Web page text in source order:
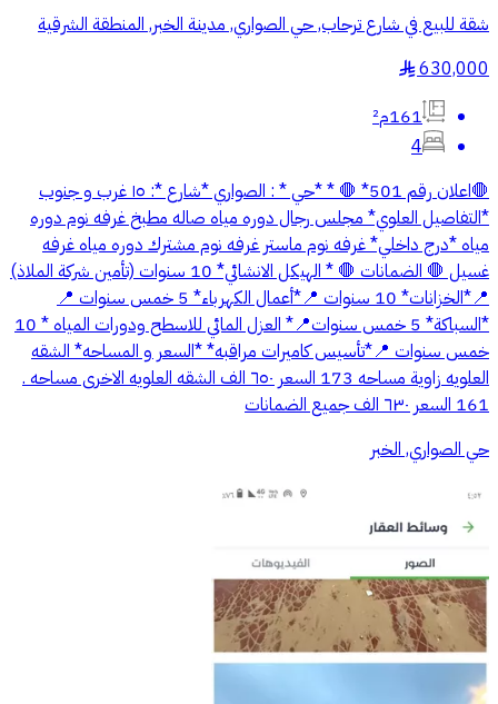
شقة للبيع في شارع ترحاب, حي الصواري, مدينة الخبر, المنطقة الشرقية
630,000
§
161م²
4
🛑اعلان رقم 501* 🛑 * *حي * : الصواري *شارع *: ١٥ غرب و جنوب
*التفاصيل العلوي* مجلس رجال دوره مياه صاله مطبخ غرفه نوم دوره
مياه *درج داخلي* غرفه نوم ماستر غرفه نوم مشترك دوره مياه غرفه
غسيل 🛑 الضمانات 🛑 * الهيكل الانشائي* 10 سنوات (تأمين شركة الملاذ)
📍*الخزانات* 10 سنوات 📍*أعمال الكهرباء* 5 خمس سنوات 📍
*السباكة* 5 خمس سنوات📍* العزل المائي للاسطح ودورات المياه * 10
خمس سنوات 📍*تأسيس كاميرات مراقبه* *السعر و المساحه* الشقه
العلويه زاوية مساحه 173 السعر ٦٥٠ الف الشقه العلويه الاخرى مساحه .
161 السعر ٦٣٠ الف جميع الضمانات
حي الصواري, الخبر